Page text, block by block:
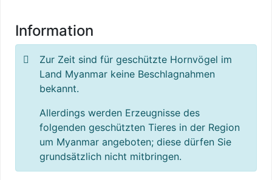
Information
Zur Zeit sind für geschützte Hornvögel im
Land Myanmar keine Beschlagnahmen
bekannt.
Allerdings werden Erzeugnisse des
folgenden geschützten Tieres in der Region
um Myanmar angeboten; diese dürfen Sie
grundsätzlich nicht mitbringen.